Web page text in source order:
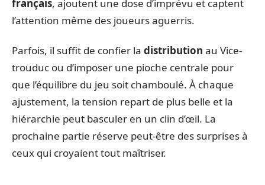
français, ajoutent une dose d’imprévu et captent
l’attention même des joueurs aguerris.
Parfois, il suffit de confier la distribution au Vice-
trouduc ou d’imposer une pioche centrale pour
que l’équilibre du jeu soit chamboulé. À chaque
ajustement, la tension repart de plus belle et la
hiérarchie peut basculer en un clin d’œil. La
prochaine partie réserve peut-être des surprises à
ceux qui croyaient tout maîtriser.